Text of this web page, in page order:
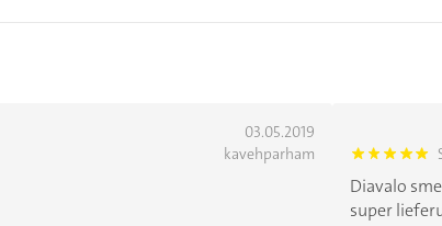
03.05.2019
kavehparham 5.0
Diavalo
super